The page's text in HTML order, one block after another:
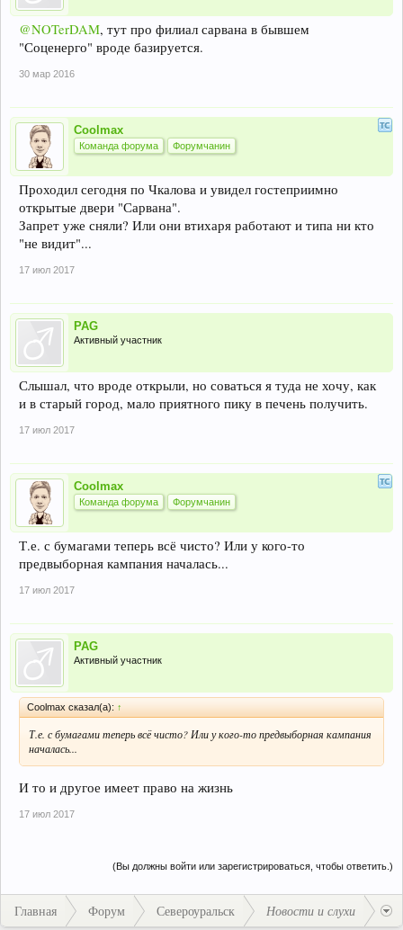
@NOTerDAM, тут про филиал сарвана в бывшем
"Соценерго" вроде базируется.
30 мар 2016
Coolmax
Команда форума Форумчанин
Проходил сегодня по Чкалова и увидел гостеприимно
открытые двери "Сарвана".
Запрет уже сняли? Или они втихаря работают и типа ни кто
"не видит"...
17 июл 2017
PAG
Активный участник
Слышал, что вроде открыли, но соваться я туда не хочу, как
и в старый город, мало приятного пику в печень получить.
17 июл 2017
Coolmax
Команда форума Форумчанин
Т.е. с бумагами теперь всё чисто? Или у кого-то
предвыборная кампания началась...
17 июл 2017
PAG
Активный участник
Coolmax сказал(а): ↑
Т.е. с бумагами теперь всё чисто? Или у кого-то предвыборная кампания
началась...
И то и другое имеет право на жизнь
17 июл 2017
(Вы должны войти или зарегистрироваться, чтобы ответить.)
Главная Форум Североуральск Новости и слухи